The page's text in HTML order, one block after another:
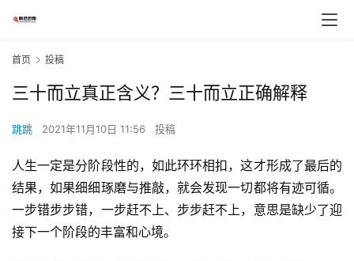
首页 投稿
三十而立真正含义？三十而立正确解释
跳跳 2021年11月10日 11:56 投稿
人生一定是分阶段性的，如此环环相扣，这才形成了最后的
结果，如果细细琢磨与推敲，就会发现一切都将有迹可循。
一步错步步错，一步赶不上、步步赶不上，意思是缺少了迎
接下一个阶段的丰富和心境。